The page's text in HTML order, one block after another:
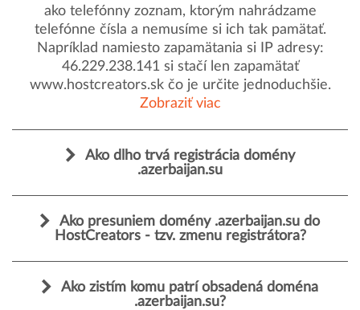
ako telefónny zoznam, ktorým nahrádzame
telefónne čísla a nemusíme si ich tak pamätať.
Napríklad namiesto zapamätania si IP adresy:
46.229.238.141 si stačí len zapamätať
www.hostcreators.sk čo je určite jednoduchšie.
Zobraziť viac
Ako dlho trvá registrácia domény
.azerbaijan.su
Ako presuniem domény .azerbaijan.su do
HostCreators - tzv. zmenu registrátora?
Ako zistím komu patrí obsadená doména
.azerbaijan.su?